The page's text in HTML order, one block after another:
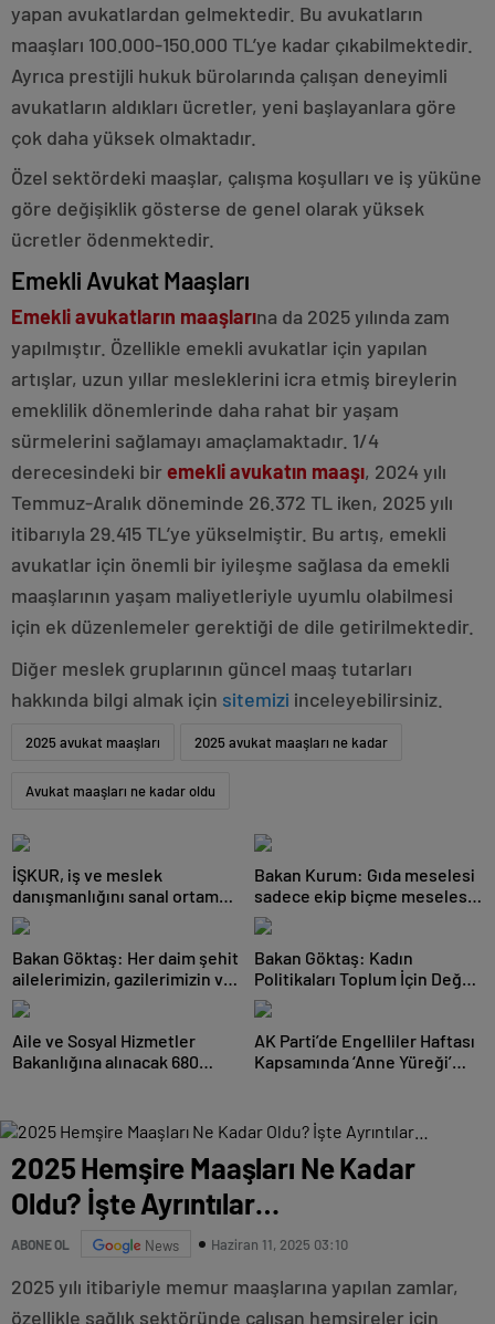
yapan avukatlardan gelmektedir. Bu avukatların
maaşları 100.000-150.000 TL’ye kadar çıkabilmektedir.
Ayrıca prestijli hukuk bürolarında çalışan deneyimli
avukatların aldıkları ücretler, yeni başlayanlara göre
çok daha yüksek olmaktadır.
Özel sektördeki maaşlar, çalışma koşulları ve iş yüküne
göre değişiklik gösterse de genel olarak yüksek
ücretler ödenmektedir.
Emekli Avukat Maaşları
Emekli avukatların maaşlarına da 2025 yılında zam
yapılmıştır. Özellikle emekli avukatlar için yapılan
artışlar, uzun yıllar mesleklerini icra etmiş bireylerin
emeklilik dönemlerinde daha rahat bir yaşam
sürmelerini sağlamayı amaçlamaktadır. 1/4
derecesindeki biremekliavukatın maaşı, 2024 yılı
Temmuz-Aralık döneminde 26.372 TL iken, 2025 yılı
itibarıyla 29.415 TL’ye yükselmiştir. Bu artış, emekli
avukatlar için önemli bir iyileşme sağlasa da emekli
maaşlarının yaşam maliyetleriyle uyumlu olabilmesi
için ek düzenlemeler gerektiği de dile getirilmektedir.
Diğer meslek gruplarının güncel maaş tutarları
hakkında bilgi almak için sitemizi inceleyebilirsiniz.
2025 avukat maaşları 2025 avukat maaşları ne kadar
Avukat maaşları ne kadar oldu
İŞKUR, iş ve meslek
danışmanlığını sanal ortama
taşıyor
Bakan Kurum: Gıda meselesi
sadece ekip biçme meselesi
değil, aile bütçesi,
Bakan Göktaş: Her daim şehit
ailelerimizin, gazilerimizin ve
terörden etkil
Bakan Göktaş: Kadın
Politikaları Toplum İçin Değer
Üretiyor
Aile ve Sosyal Hizmetler
Bakanlığına alınacak 680
AK Parti’de Engelliler Haftası
Kapsamında ‘Anne Yüreği’
2025 Hemşire Maaşları Ne Kadar
Oldu? İşte Ayrıntılar…
ABONE OL News Haziran 11, 2025 03:10
2025 yılı itibariyle memur maaşlarına yapılan zamlar,
özellikle sağlık sektöründe çalışan hemşireler için